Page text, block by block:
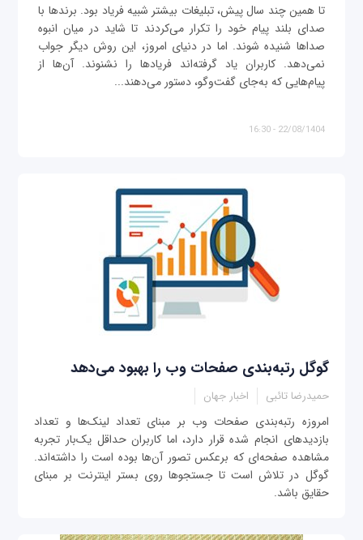
تا همین چند سال پیش، تبلیغات بیشتر شبیه فریاد بود. برندها با
صدای بلند پیام خود را تکرار می‌کردند تا شاید در میان انبوه
صداها شنیده شوند. اما در دنیای امروز، این روش دیگر جواب
نمی‌دهد. کاربران یاد گرفته‌اند فریادها را نشنوند. آن‌ها از
پیام‌هایی که به‌جای گفت‌وگو، دستور می‌دهند...
22/08/1404 - 16:30
گوگل رتبه‌بندی صفحات وب را بهبود می‌دهد
حمیدرضا تائبی اخبار جهان
امروزه رتبه‌بندی صفحات وب بر مبنای تعداد لینک‌ها و تعداد
بازدیدهای انجام شده قرار دارد، اما کاربران حداقل یک‌بار تجربه
مشاهده صفحه‌ای که برعکس تصور آن‌ها بوده است را داشته‌اند.
گوگل در تلاش است تا جستجوها روی بستر اینترنت بر مبنای
حقایق باشد.